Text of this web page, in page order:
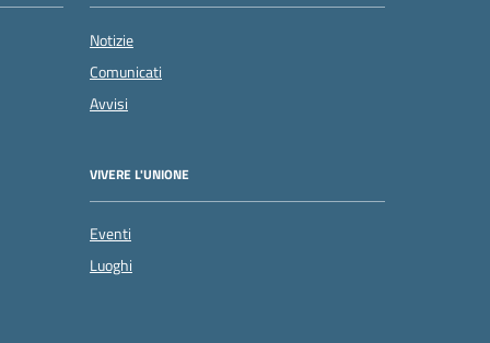
Notizie
Comunicati
Avvisi
VIVERE L'UNIONE
Eventi
Luoghi